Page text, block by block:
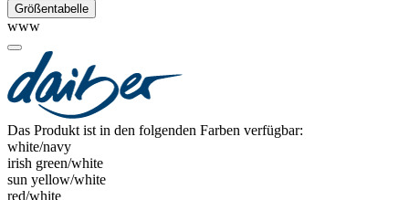
Größentabelle
www
Das Produkt ist in den folgenden Farben verfügbar:
white/​navy
irish green/​white
sun yellow/​white
red/​white